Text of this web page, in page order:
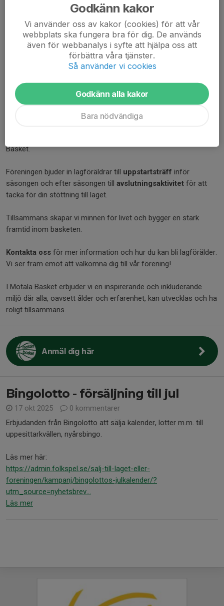
Detta ingår INTE i lagföräldrarollen:
Planering av träningsupplägg och träningsinnehåll.
Coachning under träningar eller matcher.
Ta ut laget till matcher
Beslutar om speltid eller position på matcher
Planering av seriespel och anmälan till serierna.
Vi uppskattar ditt engagemang – tillsammans skapar vi en
positiv skillnad för våra spelare och tränare!
Basket.
Föreningen bjuder in lagföräldrar till uppstartsträff inför
säsongen och efter säsongen till avslutningsaktivitet för att
tacka för din stöttning till laget.
Tillsammans skapar vi minnen för livet och bygger en stark
framtid inom basketen.
Kontakta oss för mer information och hur du kan bli lagförälder.
Vi ser fram emot att välkomna dig till vår förening!
I Motala Basket erbjuder vi en inspirerande och inkluderande
miljö där alla, oavsett ålder och erfarenhet, kan utvecklas och ha
roligt tillsammans.
Anmäl dig här
Bingolotto - försäljning till jul
17 okt 2025
0 kommentarer
Erbjudanden från Bingolotto att sälja kalender, lotter m.m. till
uppesittarkvällen, nyårsbingo.
Läs mer här:
https://admin.folkspel.se/salj-till-laget-eller-
foreningen/kampanj/bingolottos-julkalender/?
utm_source=nyhetsbrev...
Läs mer
Godkänn kakor
Vi använder oss av kakor (cookies) för att vår
webbplats ska fungera bra för dig. De används
även för webbanalys i syfte att hjälpa oss att
förbättra våra tjänster.
Så använder vi cookies
Godkänn alla kakor
Bara nödvändiga